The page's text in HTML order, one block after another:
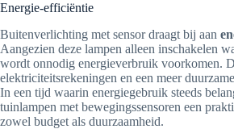
Energie-efficiëntie
Buitenverlichting met sensor draagt bij aan
Aangezien deze lampen alleen inschakelen
wordt onnodig energieverbruik voorkomen.
elektriciteitsrekeningen en een meer
In een tijd waarin energiegebruik steeds
tuinlampen met bewegingssensoren een
zowel budget als duurzaamheid.